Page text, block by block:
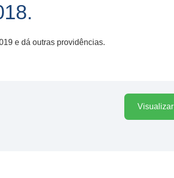
e dá outras providências.
Visualizar